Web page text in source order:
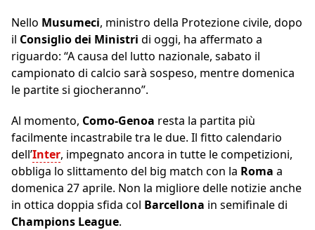
Nello Musumeci, ministro della Protezione civile, dopo
il Consiglio dei Ministri di oggi, ha affermato a
riguardo: “A causa del lutto nazionale, sabato il
campionato di calcio sarà sospeso, mentre domenica
le partite si giocheranno”.
Al momento, Como-Genoa resta la partita più
facilmente incastrabile tra le due. Il fitto calendario
dell’Inter, impegnato ancora in tutte le competizioni,
obbliga lo slittamento del big match con la Roma a
domenica 27 aprile. Non la migliore delle notizie anche
in ottica doppia sfida col Barcellona in semifinale di
Champions League.